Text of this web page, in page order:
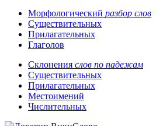
Морфологический разбор слов
Существительных
Прилагательных
Глаголов
Склонения слов по падежам
Существительных
Прилагательных
Местоимений
Числительных